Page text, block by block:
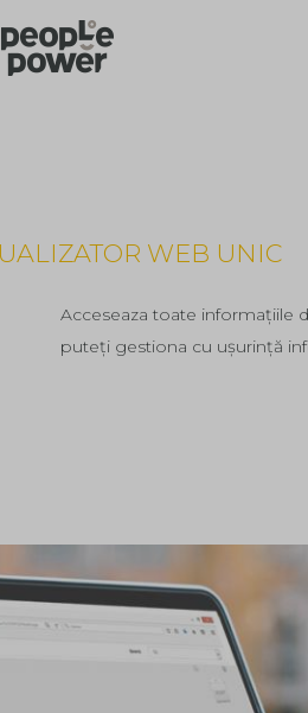
WEB UNIC
Acceseaza toate informațiile
puteți gestiona cu ușurință